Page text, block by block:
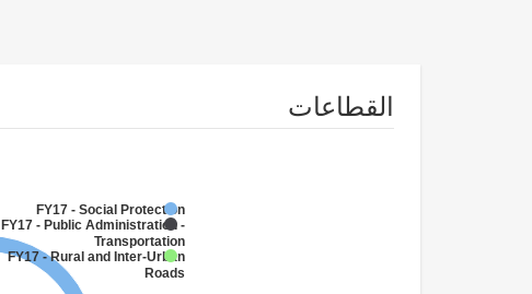
القطاعات
FY17 - Social Protection
FY17 - Public Administration -
Transportation
FY17 - Rural and Inter-Urban
Roads